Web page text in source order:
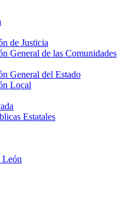
de Justicia
General de las Comunidades
General del Estado
Local
Estatales
León